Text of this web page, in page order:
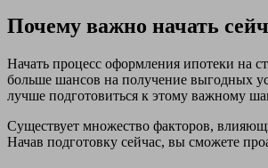
Почему важно начать
Начать процесс оформления ипотеки на
больше шансов на получение выгодных
лучше подготовиться к этому важному
Существует множество факторов,
Начав подготовку сейчас, вы сможете